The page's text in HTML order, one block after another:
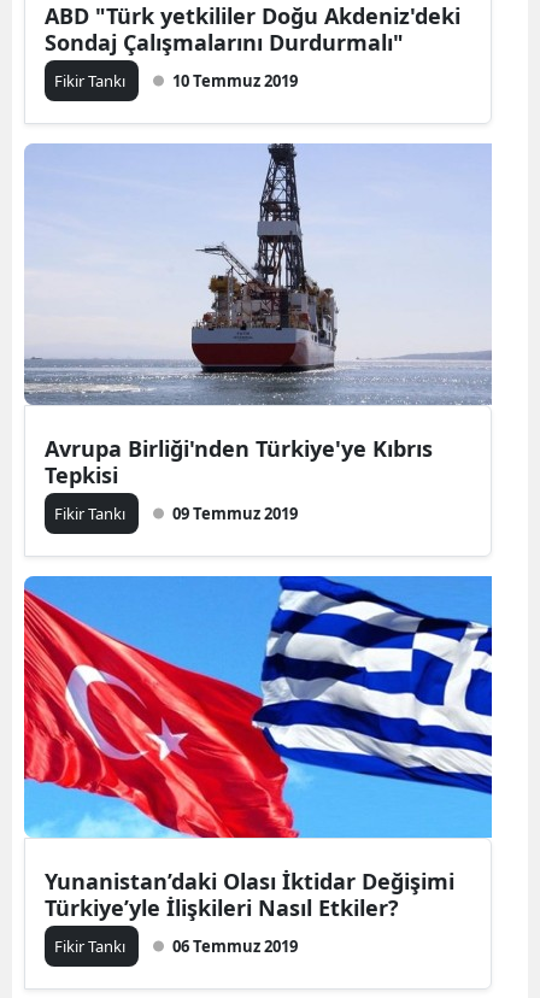
ABD "Türk yetkililer Doğu Akdeniz'deki
Sondaj Çalışmalarını Durdurmalı"
Fikir Tankı 10 Temmuz 2019
Avrupa Birliği'nden Türkiye'ye Kıbrıs
Tepkisi
Fikir Tankı 09 Temmuz 2019
Yunanistan’daki Olası İktidar Değişimi
Türkiye’yle İlişkileri Nasıl Etkiler?
Fikir Tankı 06 Temmuz 2019